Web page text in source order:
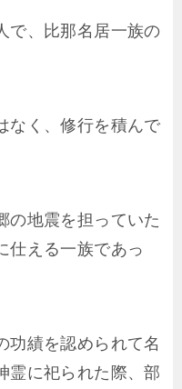
で、比那名居一族の
なく、修行を積んで
地震を担っていた
仕える一族であっ
功績を認められて名
霊に祀られた際、部